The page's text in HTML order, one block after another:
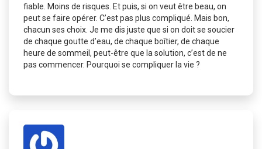
fiable. Moins de risques. Et puis, si on veut être beau, on
peut se faire opérer. C’est pas plus compliqué. Mais bon,
chacun ses choix. Je me dis juste que si on doit se soucier
de chaque goutte d’eau, de chaque boîtier, de chaque
heure de sommeil, peut-être que la solution, c’est de ne
pas commencer. Pourquoi se compliquer la vie ?